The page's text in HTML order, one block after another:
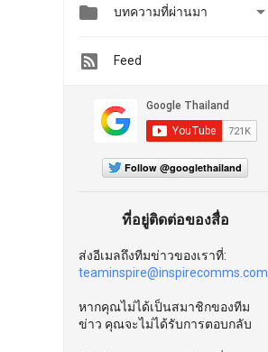
 บทความที่ผ่านมา 
Feed
Follow @googlethailand
ที่อยู่ติดต่อของสื่อ
ส่งอีเมลถึงทีมข่าวของเราที่:
teaminspire@inspirecomms.com.
หากคุณไม่ได้เป็นสมาชิกของทีม
ข่าว คุณจะไม่ได้รับการตอบกลับ